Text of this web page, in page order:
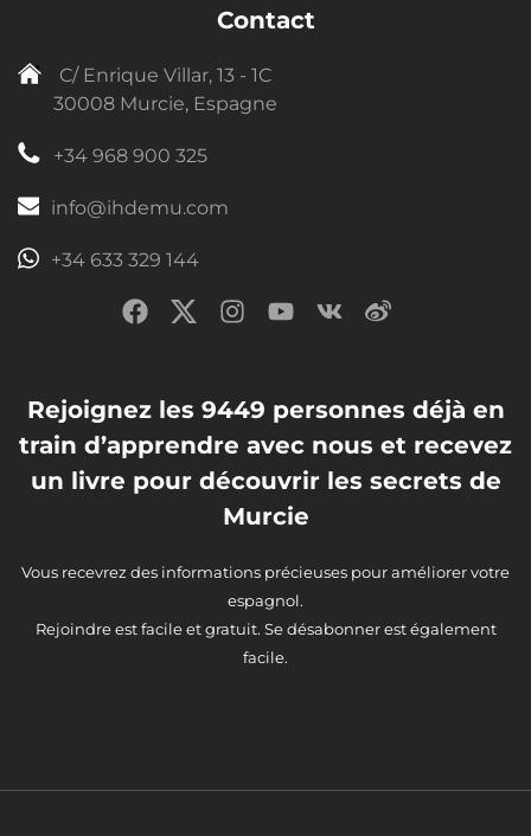
Contact
C/ Enrique Villar, 13 - 1C
30008 Murcie, Espagne
+34 968 900 325
info@ihdemu.com
+34 633 329 144
Rejoignez les 9449 personnes déjà en
train d’apprendre avec nous et recevez
un livre pour découvrir les secrets de
Murcie
Vous recevrez des informations précieuses pour améliorer votre
espagnol.
Rejoindre est facile et gratuit. Se désabonner est également
facile.